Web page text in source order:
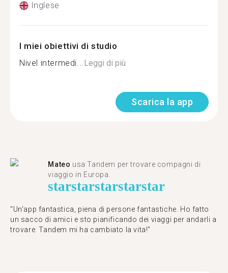
Inglese
I miei obiettivi di studio
Nivel intermedi...Leggi di più
Scarica la app
Mateo usa Tandem per trovare compagni di
viaggio in Europa.
starstarstarstarstar
"Un'app fantastica, piena di persone fantastiche. Ho fatto
un sacco di amici e sto pianificando dei viaggi per andarli a
trovare. Tandem mi ha cambiato la vita!"